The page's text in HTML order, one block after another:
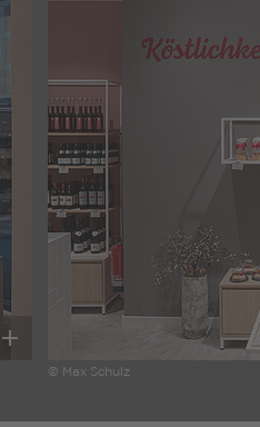
© Max Schulz